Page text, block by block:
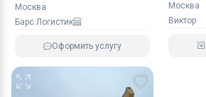
Москва
Барс Логистик
Оформить услугу
Москва
Виктор